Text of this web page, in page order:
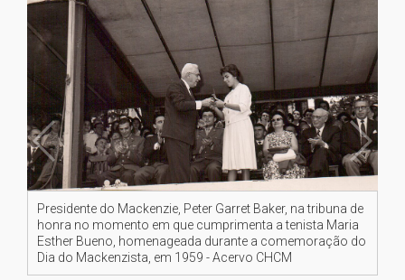
Presidente do Mackenzie, Peter Garret Baker, na tribuna de
honra no momento em que cumprimenta a tenista Maria
Esther Bueno, homenageada durante a comemoração do
Dia do Mackenzista, em 1959 - Acervo CHCM